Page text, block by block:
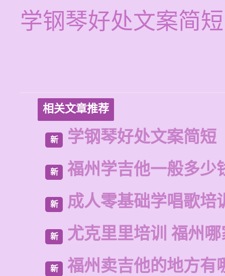
学钢琴好处文案简短
相关文章推荐
新 学钢琴好处文案简短
新 福州学吉他一般多少
新 成人零基础学唱歌培
新 尤克里里培训 福州
新 福州卖吉他的地方有